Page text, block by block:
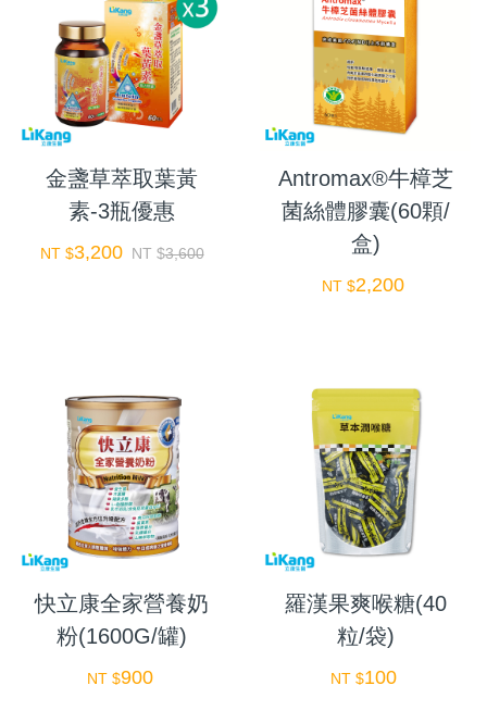
金盞草萃取葉黃
素-3瓶優惠
NT $3,200 NT $3,600
Antromax®牛樟芝
菌絲體膠囊(60顆/
盒)
NT $2,200
快立康全家營養奶
粉(1600G/罐)
NT $900
羅漢果爽喉糖(40
粒/袋)
NT $100